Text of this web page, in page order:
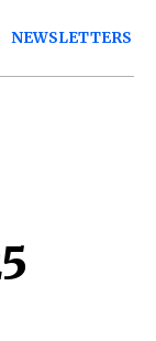
NEWSLETTERS